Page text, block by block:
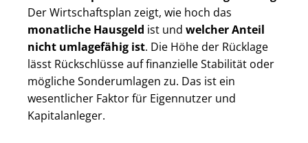
Der Wirtschaftsplan zeigt, wie hoch das
monatliche Hausgeld ist und welcher Anteil
nicht umlagefähig ist. Die Höhe der Rücklage
lässt Rückschlüsse auf finanzielle Stabilität oder
mögliche Sonderumlagen zu. Das ist ein
wesentlicher Faktor für Eigennutzer und
Kapitalanleger.